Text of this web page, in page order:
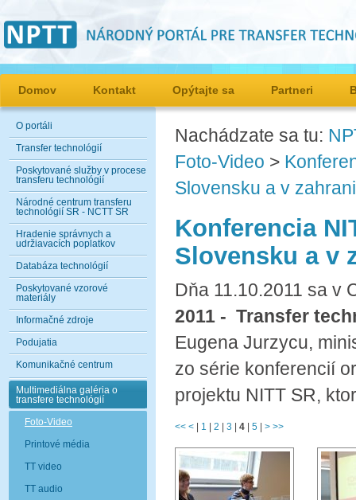
Domov Kontakt Opýtajte sa Partneri
O portáli
Transfer technológií
Poskytované služby v procese
transferu technológií
Národné centrum transferu
technológií SR - NCTT SR
Hradenie správnych a
udržiavacích poplatkov
Databáza technológií
Poskytované vzorové
materiály
Informačné zdroje
Podujatia
Komunikačné centrum
Multimediálna galéria o
transfere technológií
Foto-Video
Printové média
TT video
TT audio
Nachádzate sa tu:
Foto-Video >
Slovensku a v
Konferencia
Slovensku a v
Dňa 11.10.2011 sa v
2011 - Transfer
Eugena Jurzycu,
zo série konferencií
projektu NITT SR,
<< < 1 2 3 4 5 > >>